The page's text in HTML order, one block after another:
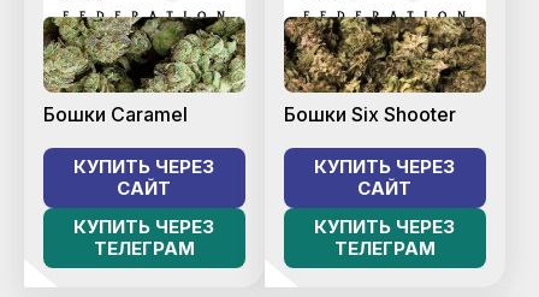
Бошки Caramel
КУПИТЬ ЧЕРЕЗ
САЙТ
КУПИТЬ ЧЕРЕЗ
ТЕЛЕГРАМ
Бошки Six Shooter
КУПИТЬ ЧЕРЕЗ
САЙТ
КУПИТЬ ЧЕРЕЗ
ТЕЛЕГРАМ